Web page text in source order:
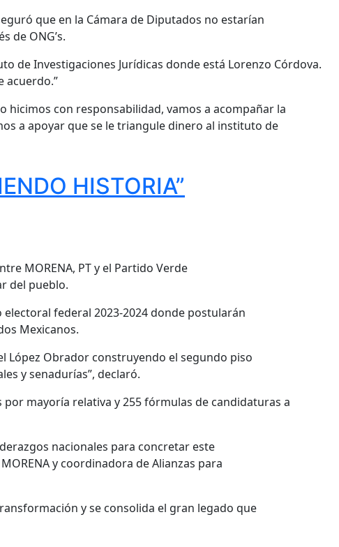
que en la Cámara de Diputados no estarían
de ONG’s.
de Investigaciones Jurídicas donde está Lorenzo Córdova.
acuerdo.”
hicimos con responsabilidad, vamos a acompañar la
a apoyar que se le triangule dinero al instituto de
HISTORIA”
MORENA, PT y el Partido Verde
del pueblo.
electoral federal 2023-2024 donde postularán
Mexicanos.
López Obrador construyendo el segundo piso
y senadurías”, declaró.
mayoría relativa y 255 fórmulas de candidaturas a
nacionales para concretar este
y coordinadora de Alianzas para
y se consolida el gran legado que